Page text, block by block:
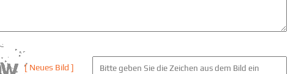
[ Neues Bild ]